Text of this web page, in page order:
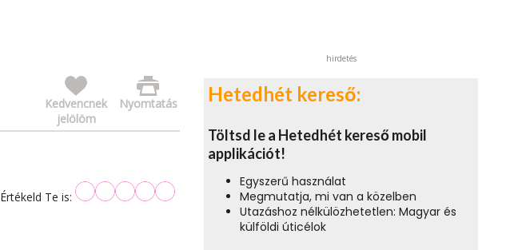
Nyomtatás
Kedvencnek
jelölöm
Értékeld Te is:
hirdetés
Hetedhét kereső:
Töltsd le a Hetedhét kereső mobil
applikációt!
Egyszerű használat
Megmutatja, mi van a közelben
Utazáshoz nélkülözhetetlen: Magyar és
külföldi úticélok